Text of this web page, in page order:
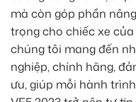
mà còn góp phần
trọng cho chiếc xe
chúng tôi mang đến
nghiệp, chính hãng,
ưu, giúp mỗi hành